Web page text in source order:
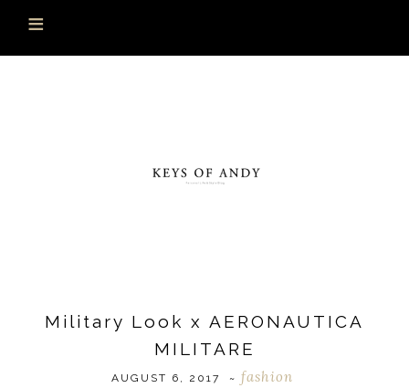
Military Look x AERONAUTICA
MILITARE
AUGUST 6, 2017 ~ fashion